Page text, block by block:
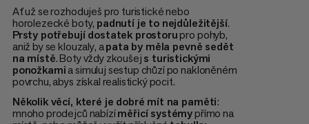
Ať už se rozhoduješ pro turistické nebo
horolezecké boty, padnutí je to nejdůležitější.
Prsty potřebují dostatek prostorupro pohyb,
aniž by se klouzaly, apata by měla pevně sedět
na místě. Boty vždy zkoušejs turistickými
ponožkamia simuluj sestup chůzí po nakloněném
povrchu, abys získal realistický pocit.
Několik věcí, které je dobré mít na paměti:
mnoho prodejců nabízíměřicí systémypřímo na